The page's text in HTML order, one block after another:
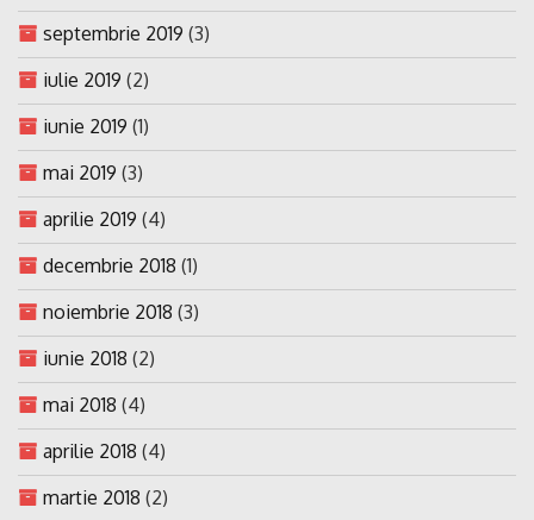
septembrie 2019 (3)
iulie 2019 (2)
iunie 2019 (1)
mai 2019 (3)
aprilie 2019 (4)
decembrie 2018 (1)
noiembrie 2018 (3)
iunie 2018 (2)
mai 2018 (4)
aprilie 2018 (4)
martie 2018 (2)